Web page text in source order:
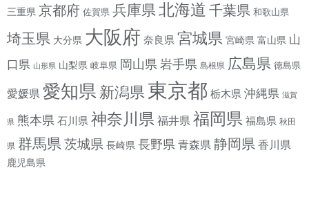
三重県 京都府 佐賀県 兵庫県 北海道 千葉県 和歌山県
埼玉県 大分県 大阪府 奈良県 宮城県 宮崎県 富山県 山
口県 山形県 山梨県 岐阜県 岡山県 岩手県 島根県 広島県 徳島県
愛媛県 愛知県 新潟県 東京都 栃木県 沖縄県 滋賀
県 熊本県 石川県 神奈川県 福井県 福岡県 福島県 秋田
県 群馬県 茨城県 長崎県 長野県 青森県 静岡県 香川県
鹿児島県